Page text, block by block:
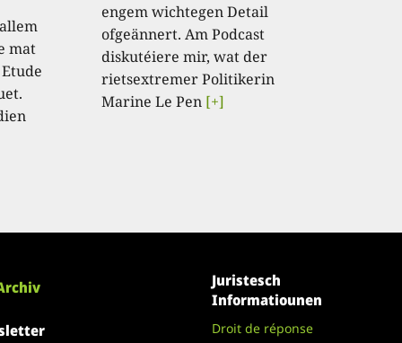
mat
engem wichtegen Detail
ofgeännert. Am Podcast
diskutéiere mir, wat der
rietsextremer Politikerin
Marine Le Pen [+]
Juristesch
Informatiounen
Droit de réponse